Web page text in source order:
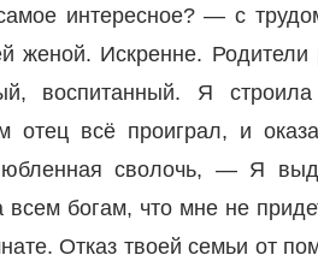
интересное? — с
женой. Искренне.
воспитанный. Я
отец всё проиграл, и
сволочь, — Я
богам, что мне не
Отказ твоей семьи от